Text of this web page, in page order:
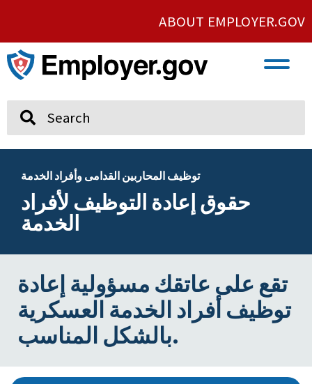
ABOUT EMPLOYER.GOV
توظيف المحاربين القدامى وأفراد الخدمة
حقوق إعادة التوظيف لأفراد
الخدمة
تقع على عاتقك مسؤولية إعادة
توظيف أفراد الخدمة العسكرية
بالشكل المناسب.